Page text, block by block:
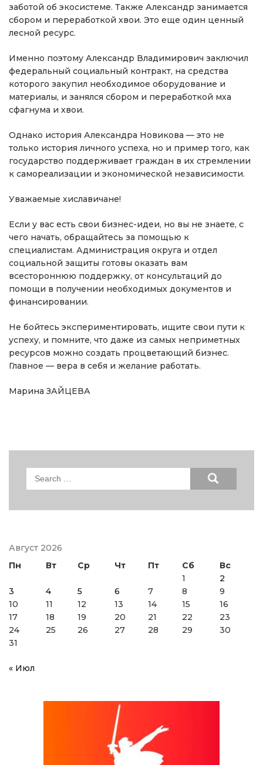
заботой об экосистеме. Также Александр занимается
сбором и переработкой хвои. Это еще один ценный
лесной ресурс.
Именно поэтому Александр Владимирович заключил
федеральный социальный контракт, на средства
которого закупил необходимое оборудование и
материалы, и занялся сбором и переработкой мха
сфагнума и хвои.
Однако история Александра Новикова — это не
только история личного успеха, но и пример того, как
государство поддерживает граждан в их стремлении
к самореализации и экономической независимости.
Уважаемые хиславичане!
Если у вас есть свои бизнес-идеи, но вы не знаете, с
чего начать, обращайтесь за помощью к
специалистам. Администрация округа и отдел
социальной защиты готовы оказать вам
всестороннюю поддержку, от консультаций до
помощи в получении необходимых документов и
финансировании.
Не бойтесь экспериментировать, ищите свои пути к
успеху, и помните, что даже из самых неприметных
ресурсов можно создать процветающий бизнес.
Главное — вера в себя и желание работать.
Марина ЗАЙЦЕВА
Search
Август 2026
Пн
Вт Ср Чт Пт Сб
Вс
1
2
3
4 5 6 7 8
9
10
11 12 13 14 15
16
17
18 19 20 21 22
23
24
25 26 27 28 29
30
31
« Июл